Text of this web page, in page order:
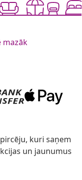
mazāk
kuri saņem
un jaunumus